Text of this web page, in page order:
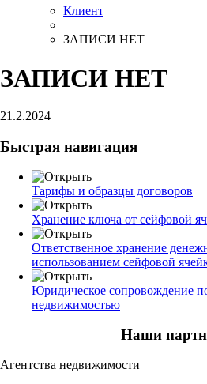
Клиент
ЗАПИСИ НЕТ
ЗАПИСИ НЕТ
21.2.2024
Быстрая навигация
Тарифы и образцы договоров
Хранение ключа от сейфовой
Ответственное хранение
использованием сейфовой
Юридическое сопровождение
недвижимостью
Наши
Агентства недвижимости